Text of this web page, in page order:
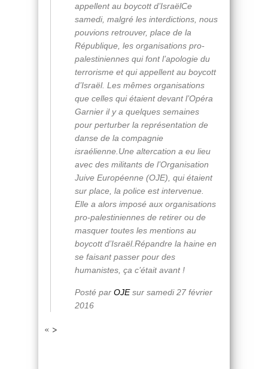
appellent au boycott d’IsraëlCe
samedi, malgré les interdictions, nous
pouvions retrouver, place de la
République, les organisations pro-
palestiniennes qui font l’apologie du
terrorisme et qui appellent au boycott
d’Israël. Les mêmes organisations
que celles qui étaient devant l’Opéra
Garnier il y a quelques semaines
pour perturber la représentation de
danse de la compagnie
israélienne.Une altercation a eu lieu
avec des militants de l’Organisation
Juive Européenne (OJE), qui étaient
sur place, la police est intervenue.
Elle a alors imposé aux organisations
pro-palestiniennes de retirer ou de
masquer toutes les mentions au
boycott d’Israël.Répandre la haine en
se faisant passer pour des
humanistes, ça c’était avant !
Posté par OJEsur samedi 27 février
2016
« >